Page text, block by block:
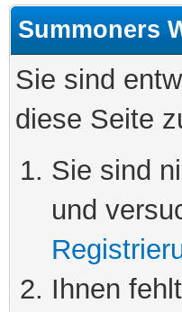
Summoners
Sie sind
diese Seite
Sie sind
und
Ihnen